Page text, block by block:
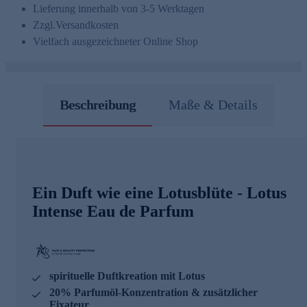
Lieferung innerhalb von 3-5 Werktagen
Zzgl.Versandkosten
Vielfach ausgezeichneter Online Shop
Beschreibung Maße & Details
Ein Duft wie eine Lotusblüte - Lotus
Intense Eau de Parfum
spirituelle Duftkreation mit Lotus
20% Parfumöl-Konzentration & zusätzlicher
Fixateur